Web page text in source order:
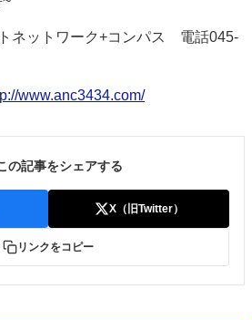
トネットワーク+コンパス 電話045-
www.anc3434.com/
の記事をシェアする
X（旧Twitter）
リンクをコピー